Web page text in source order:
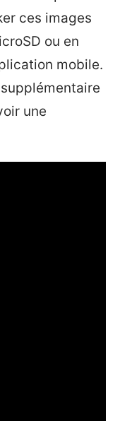
ces images
ou en
mobile.
une